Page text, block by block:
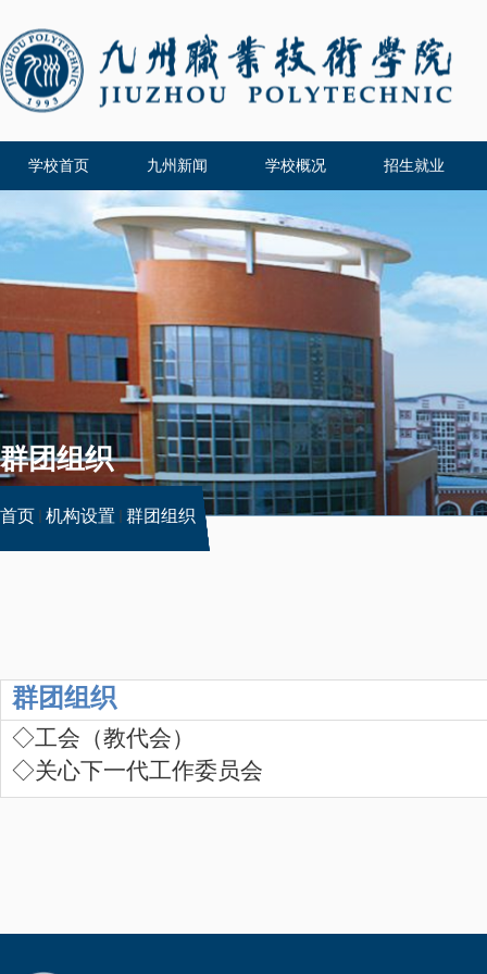
学校首页 九州新闻 学校概况 招生就业
首页 机构设置 群团组织
群团组织
群团组织
◇工会 （教代会）
◇关心下一代工作委员会